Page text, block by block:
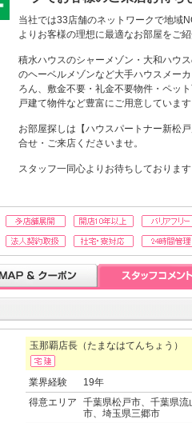
当社では33店舗のネットワークで地域
よりお客様の理想に最適なお部屋をご
積水ハウスのシャーメゾン・大和ハウ
のヘーベルメゾンなど大手ハウスメー
ろん、敷金不要・礼金不要物件・ペッ
戸建て物件など豊富にご用意していま
お部屋探しは【ハウスパートナー新松
合せ・ご来店くださいませ。
スタッフ一同心よりお待ちしておりま
玉那覇店長（たまなはてんちょう）
業界経験
19年
得意エリア
千葉県松戸市、千葉県流
市、埼玉県三郷市